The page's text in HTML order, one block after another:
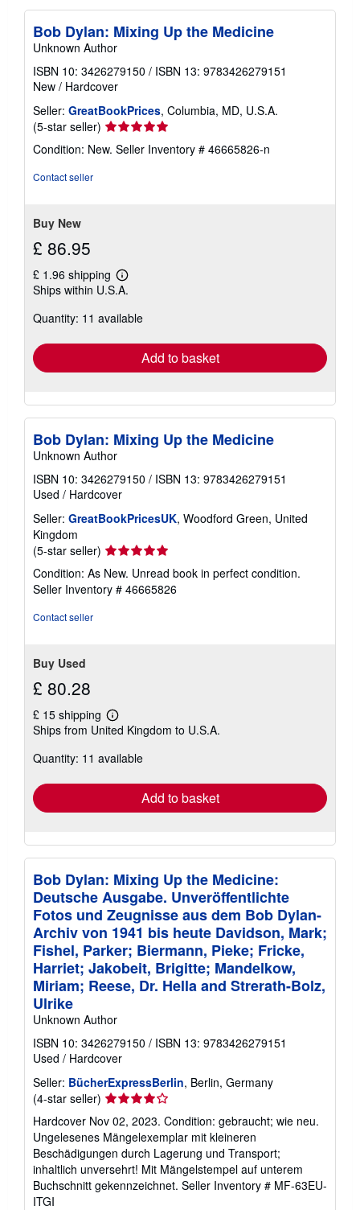
Bob Dylan: Mixing Up the Medicine
Unknown Author
ISBN 10: 3426279150 / ISBN 13: 9783426279151
New / Hardcover
Seller: GreatBookPrices, Columbia, MD, U.S.A.
(5-star seller) Seller
rating
5
Condition: New. Seller Inventory # 46665826-n
Contact seller
Buy New
£ 86.95
£ 1.96 shipping
Learn
more
shipping
Ships within U.S.A.
Quantity: 11 available
Add to basket
Bob Dylan: Mixing Up the Medicine
Unknown Author
ISBN 10: 3426279150 / ISBN 13: 9783426279151
Used / Hardcover
Seller: GreatBookPricesUK, Woodford Green, United
Kingdom
(5-star seller) Seller
rating
5
out
Condition: As New. Unread book in perfect condition.
Seller Inventory # 46665826
Contact seller
Buy Used
£ 80.28
£ 15 shipping
Learn
more
shipping
Ships from United Kingdom to U.S.A.
Quantity: 11 available
Add to basket
Bob Dylan: Mixing Up the Medicine:
Deutsche Ausgabe. Unveröffentlichte
Fotos und Zeugnisse aus dem Bob Dylan-
Archiv von 1941 bis heute Davidson, Mark;
Fishel, Parker; Biermann, Pieke; Fricke,
Harriet; Jakobeit, Brigitte; Mandelkow,
Miriam; Reese, Dr. Hella and Strerath-Bolz,
Ulrike
Unknown Author
ISBN 10: 3426279150 / ISBN 13: 9783426279151
Used / Hardcover
Seller: BücherExpressBerlin, Berlin, Germany
(4-star seller) Seller
4
out
of
5
stars
Hardcover Nov 02, 2023. Condition: gebraucht; wie neu.
Ungelesenes Mängelexemplar mit kleineren
Beschädigungen durch Lagerung und Transport;
inhaltlich unversehrt! Mit Mängelstempel auf unterem
Buchschnitt gekennzeichnet. Seller Inventory # MF-63EU-
ITGI